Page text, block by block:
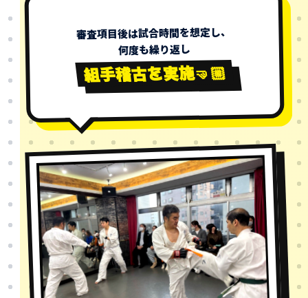
審査項目後は試合時間を想定し、
何度も繰り返し
組手稽古を実施🤜🏼